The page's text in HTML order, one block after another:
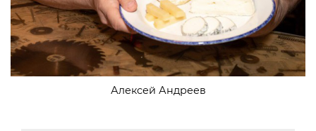
Алексей Андреев